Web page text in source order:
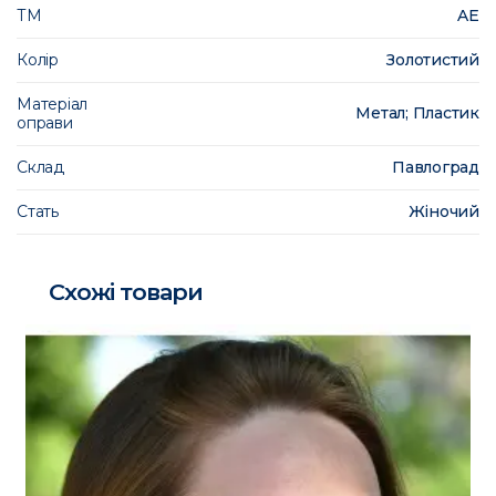
ТМ AE
Колір Золотистий
Матеріал
оправи
Метал; Пластик
Склад Павлоград
Стать Жіночий
Схожі товари